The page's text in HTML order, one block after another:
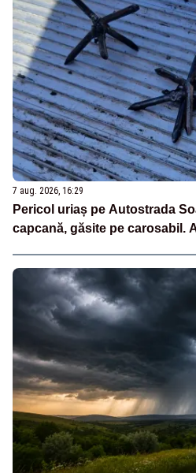
7 aug. 2026, 16:29
Pericol uriaș pe Autostrada
capcană, găsite pe carosabil.